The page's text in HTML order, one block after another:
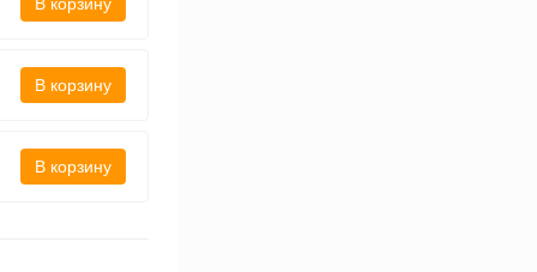
В корзину
В корзину
В корзину